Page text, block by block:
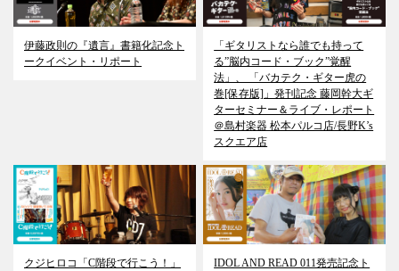
伊藤政則の『遺言』書籍化記念ト
ークイベント・リポート
「ギタリストなら誰でも持って
る”脳内コード・ブック”覚醒
法」、 「バカテク・ギター虎の
巻[保存版]」発刊記念 藤岡幹大ギ
ターセミナー＆ライブ・レポート
＠島村楽器 松本パルコ店/長野K’s
スクエア店
クジヒロコ「C階段で行こう！」
IDOL AND READ 011発売記念ト